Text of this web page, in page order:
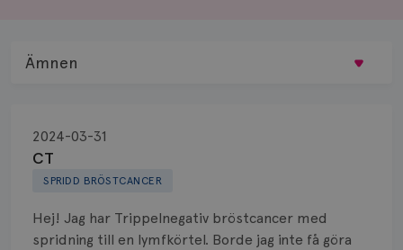
SPRIDD BRÖSTCANCER
CT
2024-03-31
Hej! Jag har Trippelnegativ bröstcancer med
spridning till en lymfkörtel. Borde jag inte få göra
Ämnen
Biopsi
Biverkningar
Bröstvårta